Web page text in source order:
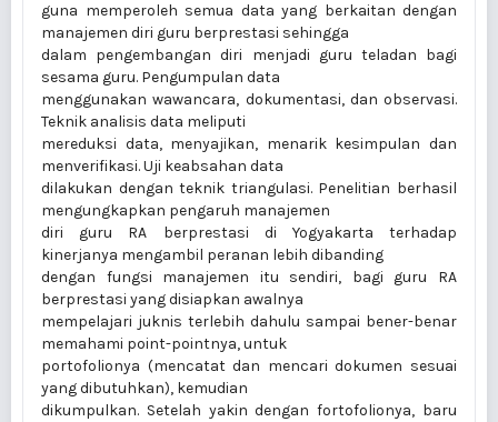
guna memperoleh semua data yang berkaitan dengan
manajemen diri guru berprestasi sehingga
dalam pengembangan diri menjadi guru teladan bagi
sesama guru. Pengumpulan data
menggunakan wawancara, dokumentasi, dan observasi.
Teknik analisis data meliputi
mereduksi data, menyajikan, menarik kesimpulan dan
menverifikasi. Uji keabsahan data
dilakukan dengan teknik triangulasi. Penelitian berhasil
mengungkapkan pengaruh manajemen
diri guru RA berprestasi di Yogyakarta terhadap
kinerjanya mengambil peranan lebih dibanding
dengan fungsi manajemen itu sendiri, bagi guru RA
berprestasi yang disiapkan awalnya
mempelajari juknis terlebih dahulu sampai bener-benar
memahami point-pointnya, untuk
portofolionya (mencatat dan mencari dokumen sesuai
yang dibutuhkan), kemudian
dikumpulkan. Setelah yakin dengan fortofolionya, baru